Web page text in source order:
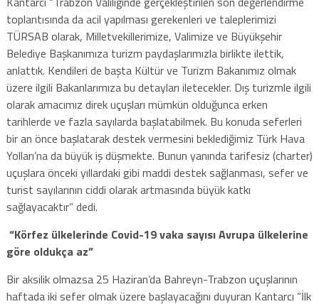
toplantısında da acil yapılması gerekenleri ve taleplerimizi
TÜRSAB olarak, Milletvekillerimize, Valimize ve Büyükşehir
Belediye Başkanımıza turizm paydaşlarımızla birlikte ilettik,
anlattık. Kendileri de başta Kültür ve Turizm Bakanımız olmak
üzere ilgili Bakanlarımıza bu detayları iletecekler. Dış turizmle ilgili
olarak amacımız direk uçuşları mümkün olduğunca erken
tarihlerde ve fazla sayılarda başlatabilmek. Bu konuda seferleri
bir an önce başlatarak destek vermesini beklediğimiz Türk Hava
Yolları’na da büyük iş düşmekte. Bunun yanında tarifesiz (charter)
uçuşlara önceki yıllardaki gibi maddi destek sağlanması, sefer ve
turist sayılarının ciddi olarak artmasında büyük katkı
sağlayacaktır” dedi.
“Körfez ülkelerinde Covid-19 vaka sayısı Avrupa ülkelerine
göre oldukça az”
Bir aksilik olmazsa 25 Haziran’da Bahreyn-Trabzon uçuşlarının
haftada iki sefer olmak üzere başlayacağını duyuran Kantarcı “İlk